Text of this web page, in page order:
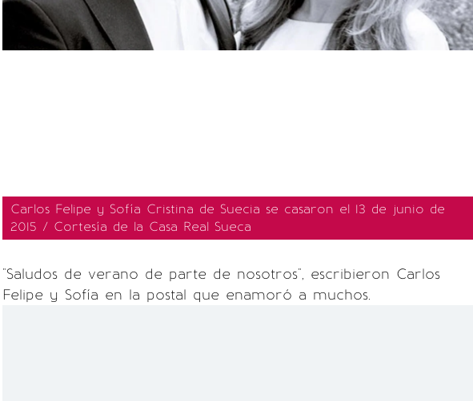
Carlos Felipe y Sofía Cristina de Suecia se casaron el 13 de junio de
2015 / Cortesía de la Casa Real Sueca
"Saludos de verano de parte de nosotros", escribieron Carlos
Felipe y Sofía en la postal que enamoró a muchos.